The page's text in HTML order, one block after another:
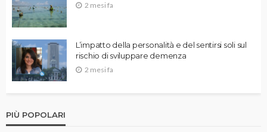
2 mesi fa
L’impatto della personalità e del sentirsi soli sul
rischio di sviluppare demenza
2 mesi fa
PIÙ POPOLARI